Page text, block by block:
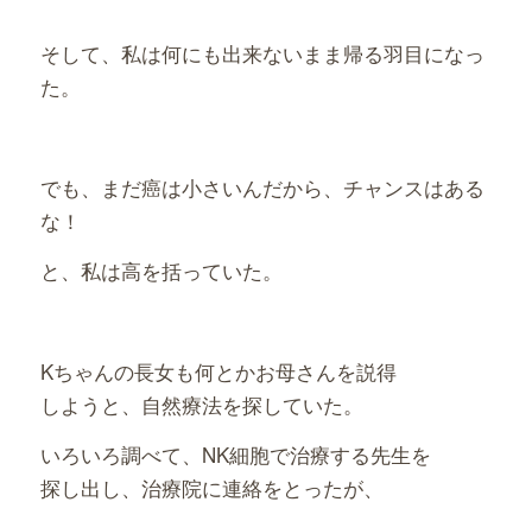
そして、私は何にも出来ないまま帰る羽目になっ
た。
でも、まだ癌は小さいんだから、チャンスはある
な！
と、私は高を括っていた。
Kちゃんの長女も何とかお母さんを説得
しようと、自然療法を探していた。
いろいろ調べて、NK細胞で治療する先生を
探し出し、治療院に連絡をとったが、